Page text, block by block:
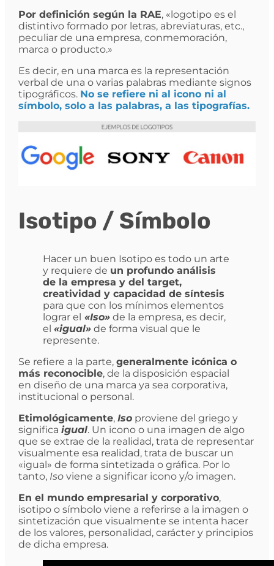
Por definición según la RAE, «logotipo es el
distintivo formado por letras, abreviaturas, etc.,
peculiar de una empresa, conmemoración,
marca o producto.»
Es decir, en una marca es la representación
verbal de una o varias palabras mediante signos
tipográficos. No se refiere ni al icono ni al
símbolo, solo a las palabras, a las tipografías.
Isotipo / Símbolo
Hacer un buen Isotipo es todo un arte
y requiere de un profundo análisis
de la empresa y del target,
creatividad y capacidad de síntesis
para que con los mínimos elementos
lograr el «Iso» de la empresa, es decir,
el «igual»de forma visual que le
represente.
Se refiere a la parte, generalmente icónica o
más reconocible, de la disposición espacial
en diseño de una marca ya sea corporativa,
institucional o personal.
Etimológicamente, Isoproviene del griego y
significa igual. Un icono o una imagen de algo
que se extrae de la realidad, trata de representar
visualmente esa realidad, trata de buscar un
«igual» de forma sintetizada o gráfica. Por lo
tanto, Isoviene a significar icono y/o imagen.
En el mundo empresarial y corporativo,
isotipo o símbolo viene a referirse a la imagen o
sintetización que visualmente se intenta hacer
de los valores, personalidad, carácter y principios
de dicha empresa.